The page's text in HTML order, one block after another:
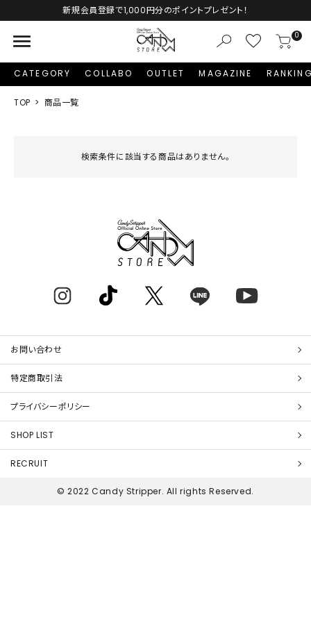
新規会員登録で1,000円分のポイントプレゼント！
menu 0
CATEGORY COLLABO OUTLET MAGAZINE
TOP 商品一覧
検索条件に該当する商品はありません。
お問い合わせ
特定商取引法
プライバシーポリシー
SHOP LIST
RECRUIT
© 2022 Candy Stripper. All rights Reserved.